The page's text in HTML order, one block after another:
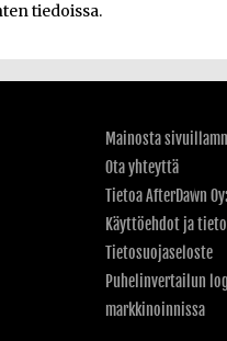
tiedoissa.
Mainosta
Ota yhteyttä
Tietoa AfterDawn
Käyttöehdot ja
Tietosuojaseloste
Puhelinvertailun
markkinoinnissa